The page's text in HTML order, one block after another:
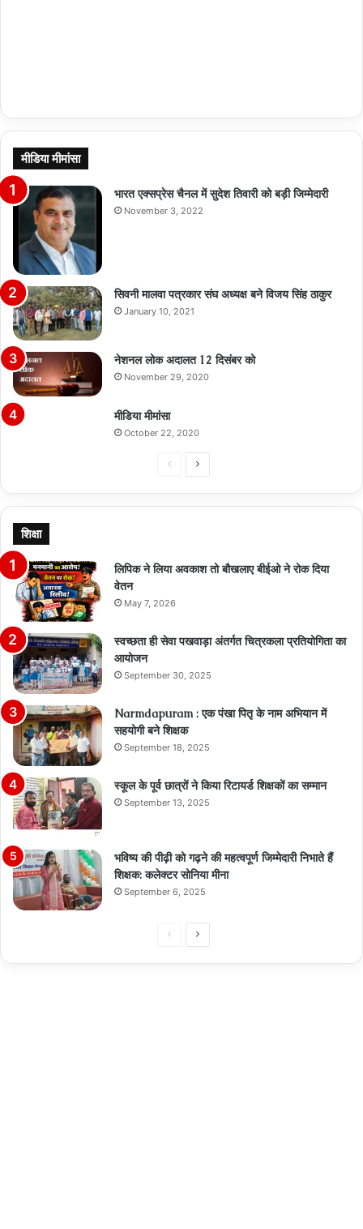
मीडिया मीमांसा
भारत एक्सप्रेस चैनल में सुदेश तिवारी को बड़ी जिम्मेदारी
November 3, 2022
सिवनी मालवा पत्रकार संघ अध्यक्ष बने विजय सिंह ठाकुर
January 10, 2021
नेशनल लोक अदालत 12 दिसंबर को
November 29, 2020
मीडिया मीमांसा
October 22, 2020
PreviousNext
शिक्षा
लिपिक ने लिया अवकाश तो बौखलाए बीईओ ने रोक दिया
वेतन
May 7, 2026
स्वच्छता ही सेवा पखवाड़ा अंतर्गत चित्रकला प्रतियोगिता का
आयोजन
September 30, 2025
Narmdapuram : एक पंखा पितृ के नाम अभियान में
सहयोगी बने शिक्षक
September 18, 2025
स्कूल के पूर्व छात्रों ने किया रिटायर्ड शिक्षकों का सम्मान
September 13, 2025
भविष्य की पीढ़ी को गढ़ने की महत्वपूर्ण जिम्मेदारी निभाते हैं
शिक्षक: कलेक्टर सोनिया मीना
September 6, 2025
PreviousNext